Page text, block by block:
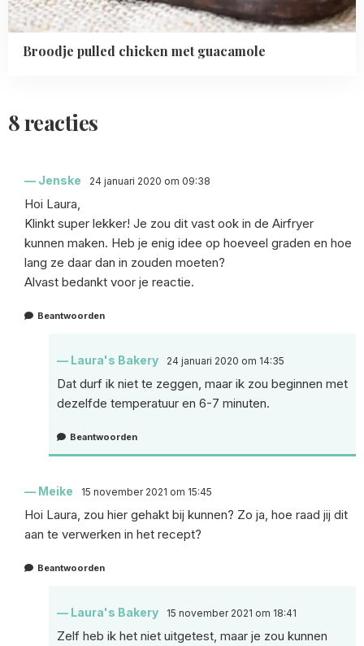
Broodje pulled chicken met guacamole
8 reacties
Jenske 24 januari 2020 om 09:38
Hoi Laura,
Klinkt super lekker! Je zou dit vast ook in de Airfryer
kunnen maken. Heb je enig idee op hoeveel graden en hoe
lang ze daar dan in zouden moeten?
Alvast bedankt voor je reactie.
Beantwoorden
Laura's Bakery 24 januari 2020 om 14:35
Dat durf ik niet te zeggen, maar ik zou beginnen met
dezelfde temperatuur en 6-7 minuten.
Beantwoorden
Meike 15 november 2021 om 15:45
Hoi Laura, zou hier gehakt bij kunnen? Zo ja, hoe raad jij dit
aan te verwerken in het recept?
Beantwoorden
Laura's Bakery 15 november 2021 om 18:41
Zelf heb ik het niet uitgetest, maar je zou kunnen